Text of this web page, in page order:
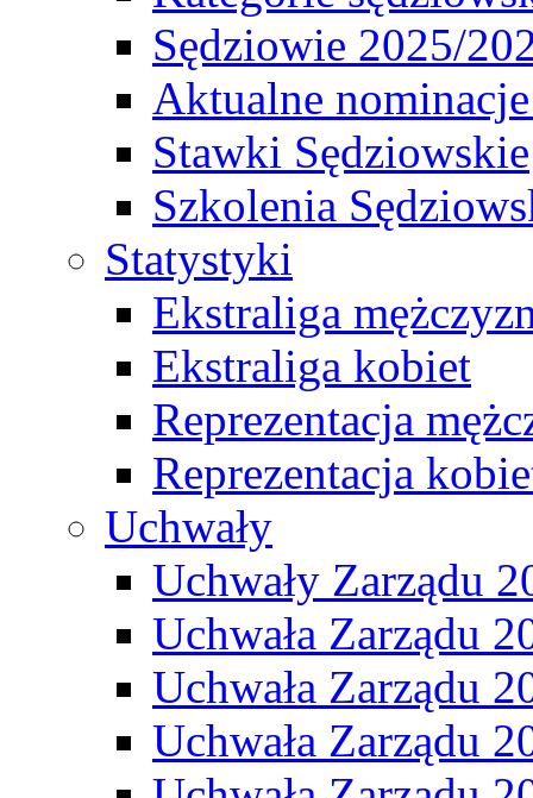
Sędziowie 2025/
Aktualne
Stawki Sędziowskie
Szkolenia
Statystyki
Ekstraliga
Ekstraliga kobiet
Reprezentacja
Reprezentacja
Uchwały
Uchwały Zarządu
Uchwała Zarządu
Uchwała Zarządu
Uchwała Zarządu